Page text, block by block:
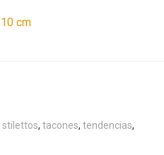
10 cm
stilettos, tacones, tendencias,